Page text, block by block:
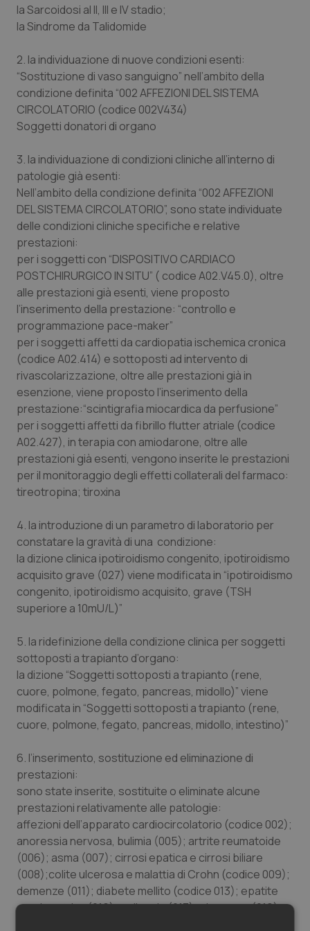
la Sarcoidosi al II, III e IV stadio;
la Sindrome da Talidomide
2. la individuazione di nuove condizioni esenti:
“Sostituzione di vaso sanguigno” nell’ambito della
condizione definita “002 AFFEZIONI DEL SISTEMA
CIRCOLATORIO (codice 002V434)
Soggetti donatori di organo
3. la individuazione di condizioni cliniche all’interno di
patologie già esenti:
Nell’ambito della condizione definita “002 AFFEZIONI
DEL SISTEMA CIRCOLATORIO”, sono state individuate
delle condizioni cliniche specifiche e relative
prestazioni:
per i soggetti con “DISPOSITIVO CARDIACO
POSTCHIRURGICO IN SITU” ( codice A02.V45.0), oltre
alle prestazioni già esenti, viene proposto
l’inserimento della prestazione: “controllo e
programmazione pace-maker”
per i soggetti affetti da cardiopatia ischemica cronica
(codice A02.414) e sottoposti ad intervento di
rivascolarizzazione, oltre alle prestazioni già in
esenzione, viene proposto l’inserimento della
prestazione:“scintigrafia miocardica da perfusione”
per i soggetti affetti da fibrillo flutter atriale (codice
A02.427), in terapia con amiodarone, oltre alle
prestazioni già esenti, vengono inserite le prestazioni
per il monitoraggio degli effetti collaterali del farmaco:
tireotropina; tiroxina
4. la introduzione di un parametro di laboratorio per
constatare la gravità di una condizione:
la dizione clinica ipotiroidismo congenito, ipotiroidismo
acquisito grave (027) viene modificata in “ipotiroidismo
congenito, ipotiroidismo acquisito, grave (TSH
superiore a 10mU/L)”
5. la ridefinizione della condizione clinica per soggetti
sottoposti a trapianto d’organo:
la dizione “Soggetti sottoposti a trapianto (rene,
cuore, polmone, fegato, pancreas, midollo)” viene
modificata in “Soggetti sottoposti a trapianto (rene,
cuore, polmone, fegato, pancreas, midollo, intestino)”
6. l’inserimento, sostituzione ed eliminazione di
prestazioni:
sono state inserite, sostituite o eliminate alcune
prestazioni relativamente alle patologie:
affezioni dell’apparato cardiocircolatorio (codice 002);
anoressia nervosa, bulimia (005); artrite reumatoide
(006); asma (007); cirrosi epatica e cirrosi biliare
(008);colite ulcerosa e malattia di Crohn (codice 009);
demenze (011); diabete mellito (codice 013); epatite
cronica attiva (016); epilessia (017); glaucoma (019);